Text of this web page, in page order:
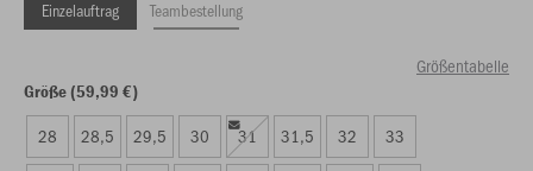
Einzelauftrag Teambestellung
Größentabelle
Größe (59,99 €)
28 28,5 29,5 30 31 31,5 32 33